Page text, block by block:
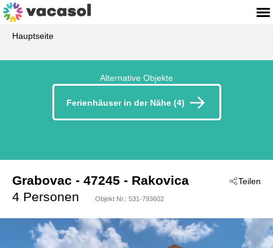
Hauptseite
Alternative Objekte
Ferienhäuser in der Nähe (4)
Teilen
Grabovac - 47245 - Rakovica
4 Personen
Objekt Nr.: 531-793602